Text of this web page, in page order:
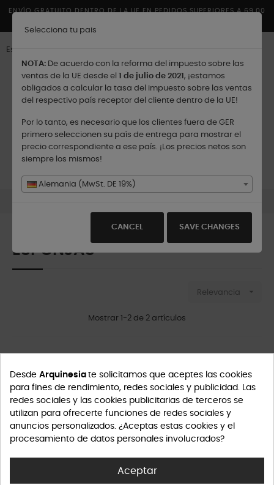
Selecciona tu pais
NOTA: De acuerdo con la reforma del impuesto sobre las
ventas de la UE desde el 1 de julio de 2021 , ¡estamos
obligados a calcular la tasa del impuesto sobre las ventas
del respectivo país receptor del cliente dentro de la UE!
Por lo tanto, es necesario que los clientes fuera de GER
primero seleccionen su país de entrega para mostrar el
precio correspondiente a ese país. ¡Los precios netos son
siempre los mismos!
Alemania (MwSt. DE 19%)
CANCEL SAVE CHANGES
ENVÍO GRATUITO DENTRO DE LA UE EN PEDIDOS SUPERIORES A 69,00
Español
Enviar a:
Navegación
de
palanca
☰
ESPONJAS
Relevancia 
Mostrar 1-2 de 2 artículos
Desde Arquinesia te solicitamos que aceptes las cookies
para fines de rendimiento, redes sociales y publicidad. Las
redes sociales y las cookies publicitarias de terceros se
utilizan para ofrecerte funciones de redes sociales y
anuncios personalizados. ¿Aceptas estas cookies y el
procesamiento de datos personales involucrados?
Aceptar